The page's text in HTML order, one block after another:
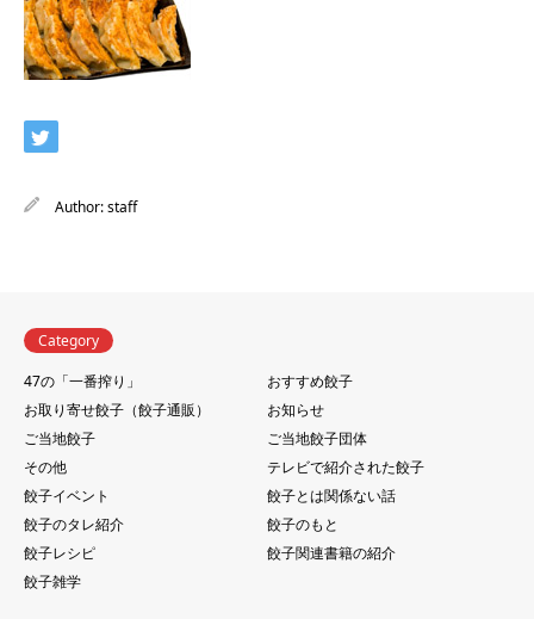
Author:staff
Category
47の「一番搾り」
おすすめ餃子
お取り寄せ餃子（餃子通販）
お知らせ
ご当地餃子
ご当地餃子団体
その他
テレビで紹介された餃子
餃子イベント
餃子とは関係ない話
餃子のタレ紹介
餃子のもと
餃子レシピ
餃子関連書籍の紹介
餃子雑学